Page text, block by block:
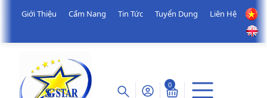
Giới Thiệu Cẩm Nang Tin Tức Tuyển Dụng Liên Hệ
0